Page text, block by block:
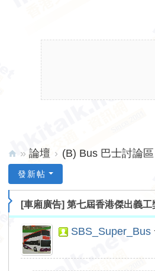
lk.
» 論壇 › (B) Bus 巴士討論區
發新帖
[車廂廣告]第七屆香港傑出義工
SBS_Super_Bus